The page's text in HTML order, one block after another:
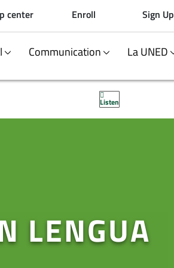
center Enroll Sign Up
Communication La UNED
Listen
LENGUA